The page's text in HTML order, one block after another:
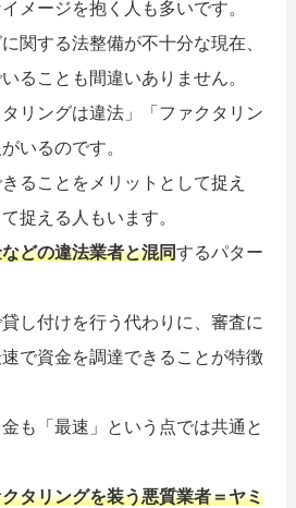
メージを抱く人も多いです。
関する法整備が不十分な現在、
ることも間違いありません。
リングは違法」「ファクタリン
いるのです。
ることをメリットとして捉え
捉える人もいます。
どの違法業者と混同するパター
し付けを行う代わりに、審査に
で資金を調達できることが特徴
も「最速」という点では共通と
タリングを装う悪質業者＝ヤミ